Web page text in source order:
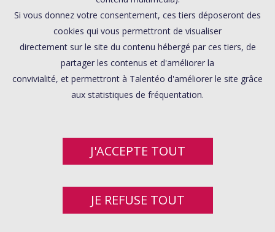
Si vous donnez votre consentement, ces tiers déposeront des
cookies qui vous permettront de visualiser
directement sur le site du contenu hébergé par ces tiers, de
partager les contenus et d'améliorer la
convivialité, et permettront à Talentéo d'améliorer le site grâce
aux statistiques de fréquentation.
J'ACCEPTE TOUT
JE REFUSE TOUT